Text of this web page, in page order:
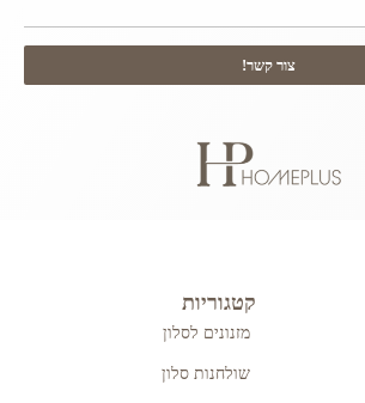
צור קשר!
קטגוריות
מזנונים לסלון
שולחנות סלון